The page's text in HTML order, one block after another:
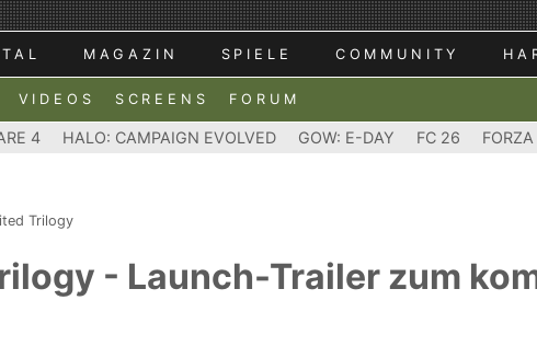
MAGAZIN SPIELE COMMUNITY
VIDEOS SCREENS FORUM
4 HALO: CAMPAIGN EVOLVED GOW: E-DAY FC 26
Trilogy
- Launch-Trailer zum